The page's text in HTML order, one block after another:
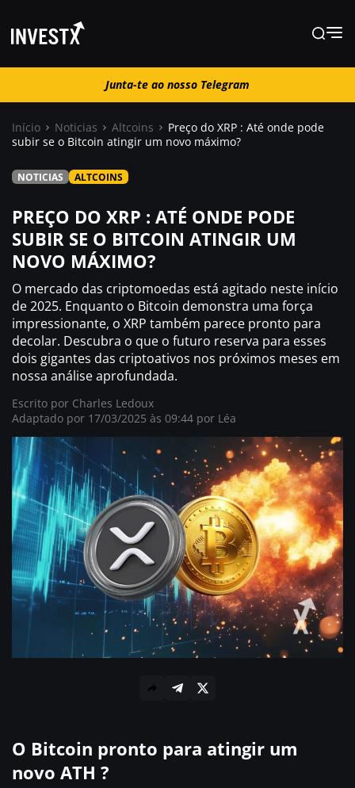
Junta-te ao nosso Telegram
Guias
Trading
Onde comprar ?
Casino
Junta-te ao nosso Telegram
Início Noticias Altcoins
Preço do XRP : Até onde pode
subir se o Bitcoin atingir um novo máximo?
NOTICIAS ALTCOINS
PREÇO DO XRP : ATÉ ONDE PODE
SUBIR SE O BITCOIN ATINGIR UM
NOVO MÁXIMO?
O mercado das criptomoedas está agitado neste início
de 2025. Enquanto o Bitcoin demonstra uma força
impressionante, o XRP também parece pronto para
decolar. Descubra o que o futuro reserva para esses
dois gigantes das criptoativos nos próximos meses em
nossa análise aprofundada.
Escrito por Charles Ledoux
Adaptado por 17/03/2025 às 09:44 por Léa
O Bitcoin pronto para atingir um
novo ATH ?